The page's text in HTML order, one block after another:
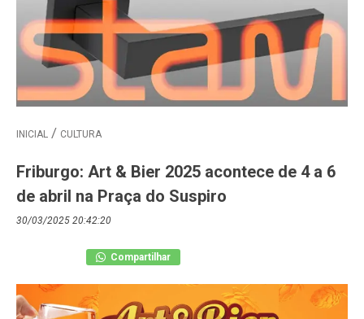
INICIAL CULTURA
Friburgo: Art & Bier 2025 acontece de 4 a 6
de abril na Praça do Suspiro
30/03/2025 20:42:20
Compartilhar